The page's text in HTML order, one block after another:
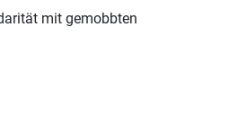
mit gemobbten